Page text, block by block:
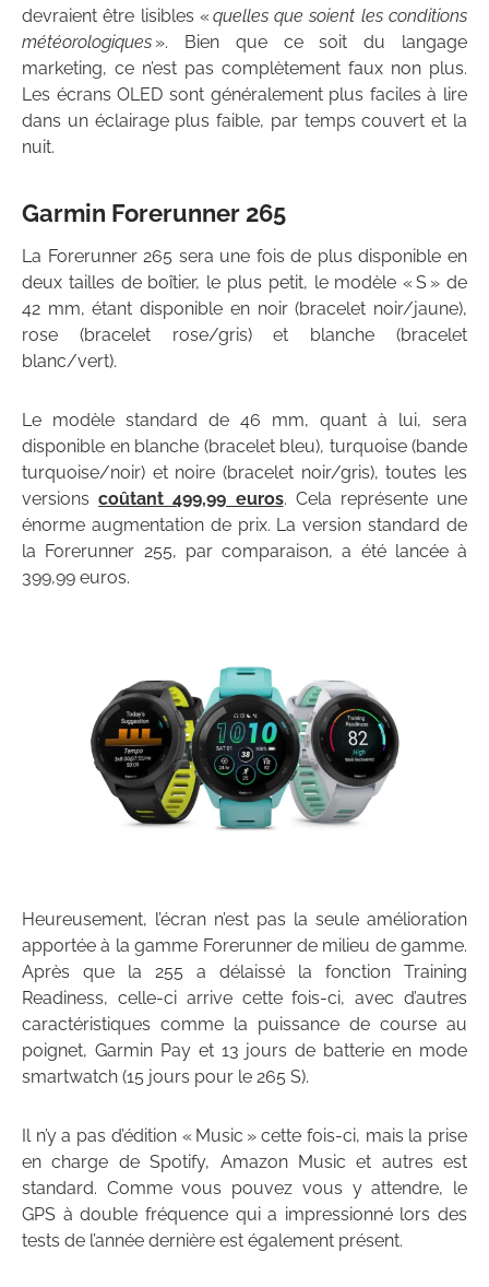
devraient être lisibles «quelles que soient les conditions
météorologiques ». Bien que ce soit du langage
marketing, ce n’est pas complètement faux non plus.
Les écrans OLED sont généralement plus faciles à lire
dans un éclairage plus faible, par temps couvert et la
nuit.
Garmin Forerunner 265
La Forerunner 265 sera une fois de plus disponible en
deux tailles de boîtier, le plus petit, le modèle « S » de
42 mm, étant disponible en noir (bracelet noir/jaune),
rose (bracelet rose/gris) et blanche (bracelet
blanc/vert).
Le modèle standard de 46 mm, quant à lui, sera
disponible en blanche (bracelet bleu), turquoise (bande
turquoise/noir) et noire (bracelet noir/gris), toutes les
versionscoûtant 499,99 euros. Cela représente une
énorme augmentation de prix. La version standard de
la Forerunner 255, par comparaison, a été lancée à
399,99 euros.
Heureusement, l’écran n’est pas la seule amélioration
apportée à la gamme Forerunner de milieu de gamme.
Après que la 255 a délaissé la fonction Training
Readiness, celle-ci arrive cette fois-ci, avec d’autres
caractéristiques comme la puissance de course au
poignet, Garmin Pay et 13 jours de batterie en mode
smartwatch (15 jours pour le 265 S).
Il n’y a pas d’édition « Music » cette fois-ci, mais la prise
en charge de Spotify, Amazon Music et autres est
standard. Comme vous pouvez vous y attendre, le
GPS à double fréquence qui a impressionné lors des
tests de l’année dernière est également présent.